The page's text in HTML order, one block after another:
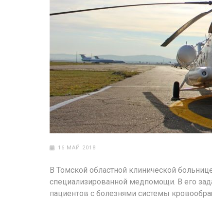
16 МАЙ 2018
В Томской областной клинической
специализированной медпомощи. В его
пациентов с болезнями системы